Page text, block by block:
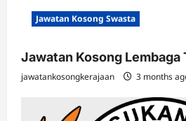
Jawatan Kosong Swasta
Jawatan Kosong Lembaga
jawatankosongkerajaan 3 months